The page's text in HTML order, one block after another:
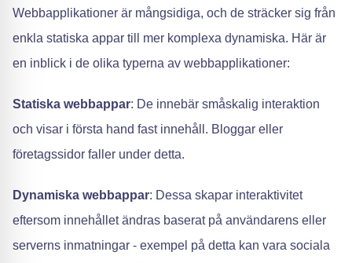
Webbapplikationer är mångsidiga, och de sträcker sig från
enkla statiska appar till mer komplexa dynamiska. Här är
en inblick i de olika typerna av webbapplikationer:
Statiska webbappar: De innebär småskalig interaktion
och visar i första hand fast innehåll. Bloggar eller
företagssidor faller under detta.
Dynamiska webbappar: Dessa skapar interaktivitet
eftersom innehållet ändras baserat på användarens eller
serverns inmatningar - exempel på detta kan vara sociala